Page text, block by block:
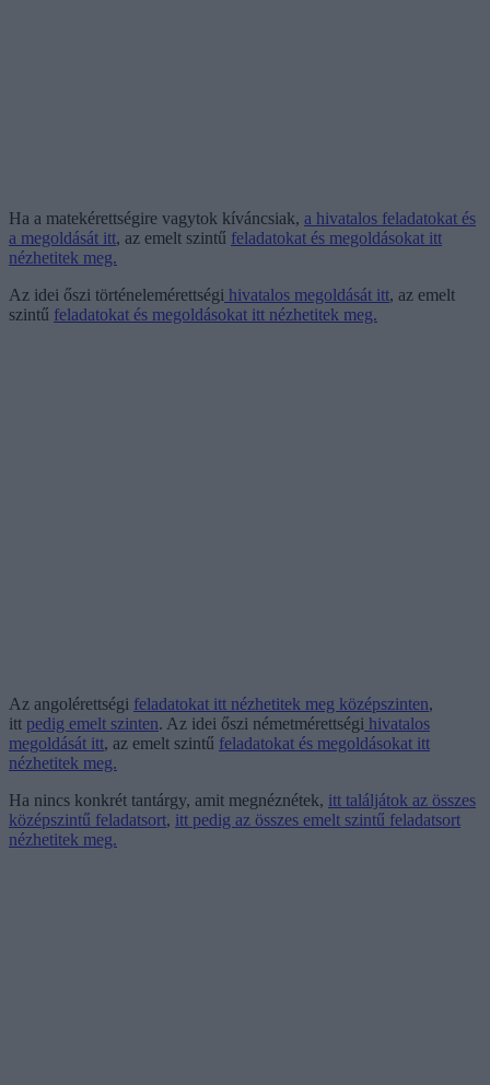
Ha a matekérettségire vagytok kíváncsiak, a hivatalos feladatokat és
a megoldását itt, az emelt szintű feladatokat és megoldásokat itt
nézhetitek meg.
Az idei őszi történelemérettségi hivatalos megoldását itt, az emelt
szintű feladatokat és megoldásokat itt nézhetitek meg.
Az angolérettségi feladatokat itt nézhetitek meg középszinten,
itt pedig emelt szinten. Az idei őszi németmérettségi hivatalos
megoldását itt, az emelt szintű feladatokat és megoldásokat itt
nézhetitek meg.
Ha nincs konkrét tantárgy, amit megnéznétek, itt találjátok az összes
középszintű feladatsort, itt pedig az összes emelt szintű feladatsort
nézhetitek meg.